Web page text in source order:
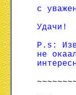
с
Удачи!
P.s:
не